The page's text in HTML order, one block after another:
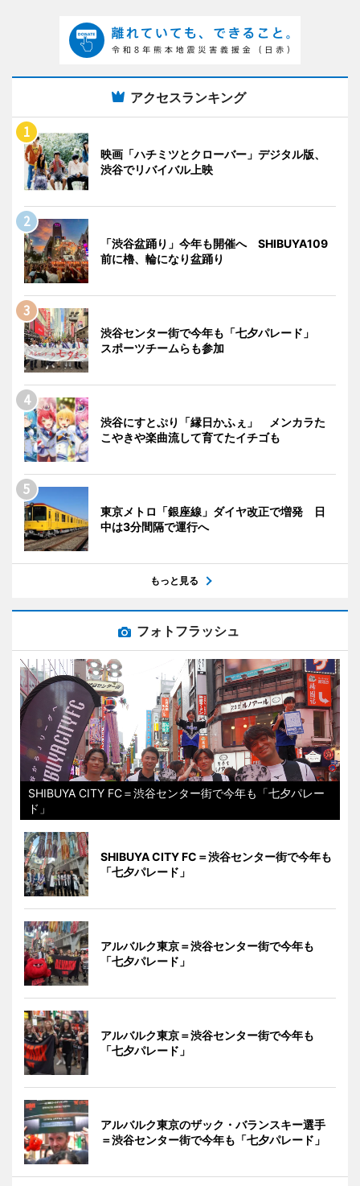
アクセスランキング
映画「ハチミツとクローバー」デジタル版、
渋谷でリバイバル上映
「渋谷盆踊り」今年も開催へ SHIBUYA109
前に櫓、輪になり盆踊り
渋谷センター街で今年も「七夕パレード」
スポーツチームらも参加
渋谷にすとぷり「縁日かふぇ」 メンカラた
こやきや楽曲流して育てたイチゴも
東京メトロ「銀座線」ダイヤ改正で増発 日
中は3分間隔で運行へ
もっと見る
フォトフラッシュ
SHIBUYA CITY FC＝渋谷センター街で今年も「七夕パレー
ド」
SHIBUYA CITY FC＝渋谷センター街で今年も
「七夕パレード」
アルバルク東京＝渋谷センター街で今年も
「七夕パレード」
アルバルク東京＝渋谷センター街で今年も
「七夕パレード」
アルバルク東京のザック・バランスキー選手
＝渋谷センター街で今年も「七夕パレード」